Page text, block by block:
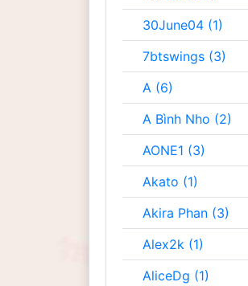
30June04 (1)
7btswings (3)
A (6)
A Bình Nho (2)
AONE1 (3)
Akato (1)
Akira Phan (3)
Alex2k (1)
AliceDg (1)